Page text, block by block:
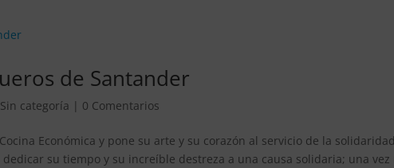
de Santander
Sin categoría | 0 Comentarios
Económica y pone su arte y su corazón al servicio de la
su tiempo y su increíble destreza a una causa solidaria; una vez